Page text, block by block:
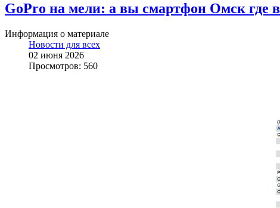
GoPro на мели: а вы смартфон Омск где
Информация о материале
Новости для всех
02 июня 2026
Просмотров: 560